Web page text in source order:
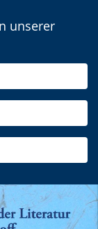
unserer